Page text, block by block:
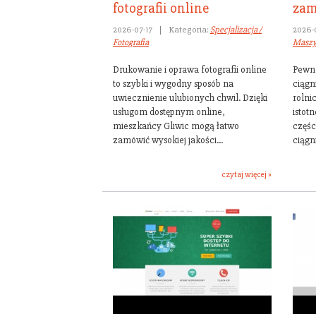
fotografii online
2026-07-17 | Kategoria:Specjalizacja /
Fotografia
Drukowanie i oprawa fotografii online
to szybki i wygodny sposób na
uwiecznienie ulubionych chwil. Dzięki
usługom dostępnym online,
mieszkańcy Gliwic mogą łatwo
zamówić wysokiej jakości...
czytaj więcej »